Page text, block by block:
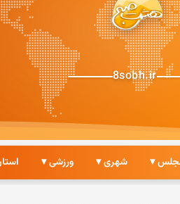
8sobh.ir
▾ شهری ▾ ورزشی ▾